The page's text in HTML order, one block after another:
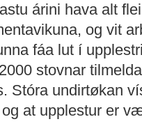
árini hava alt
og vit
fáa lut í
stovnar
Stóra undirtøkan
at upplestur er